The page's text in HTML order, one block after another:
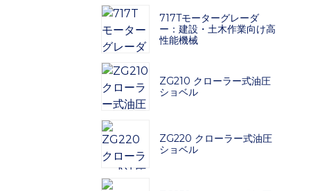
717Tモーターグレーダ
ー：建設・土木作業向け高
性能機械
ZG210 クローラー式油圧
ショベル
ZG220 クローラー式油圧
ショベル